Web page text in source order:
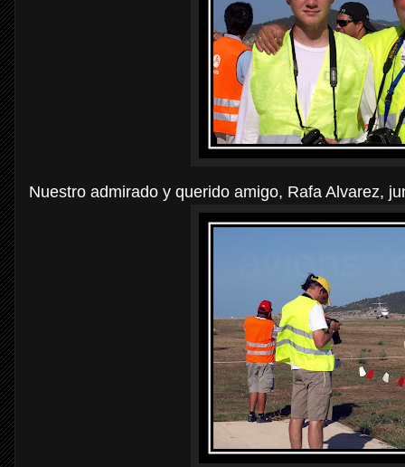
Nuestro admirado y querido amigo, Rafa Alvarez,